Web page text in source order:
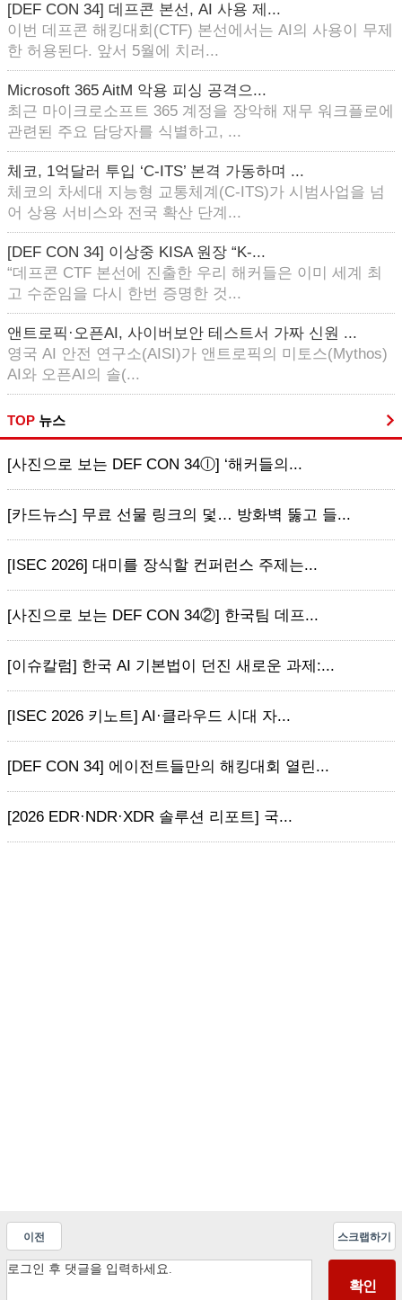
[DEF CON 34] 데프콘 본선, AI 사용 제...
이번 데프콘 해킹대회(CTF) 본선에서는 AI의 사용이 무제
한 허용된다. 앞서 5월에 치러...
Microsoft 365 AitM 악용 피싱 공격으...
최근 마이크로소프트 365 계정을 장악해 재무 워크플로에
관련된 주요 담당자를 식별하고, ...
체코, 1억달러 투입 ‘C-ITS’ 본격 가동하며 ...
체코의 차세대 지능형 교통체계(C-ITS)가 시범사업을 넘
어 상용 서비스와 전국 확산 단계...
[DEF CON 34] 이상중 KISA 원장 “K-...
“데프콘 CTF 본선에 진출한 우리 해커들은 이미 세계 최
고 수준임을 다시 한번 증명한 것...
앤트로픽·오픈AI, 사이버보안 테스트서 가짜 신원 ...
영국 AI 안전 연구소(AISI)가 앤트로픽의 미토스(Mythos)
AI와 오픈AI의 솔(...
TOP 뉴스
[사진으로 보는 DEF CON 34ⓛ] ‘해커들의...
[카드뉴스] 무료 선물 링크의 덫… 방화벽 뚫고 들...
[ISEC 2026] 대미를 장식할 컨퍼런스 주제는...
[사진으로 보는 DEF CON 34②] 한국팀 데프...
[이슈칼럼] 한국 AI 기본법이 던진 새로운 과제:...
[ISEC 2026 키노트] AI·클라우드 시대 자...
[DEF CON 34] 에이전트들만의 해킹대회 열린...
[2026 EDR·NDR·XDR 솔루션 리포트] 국...
이전 스크랩하기